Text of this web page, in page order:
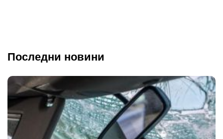
Последни новини